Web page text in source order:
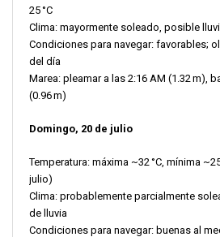
25 °C
Clima: mayormente soleado, posible
Condiciones para navegar: favorables;
del día
Marea: pleamar a las 2:16 AM (1.32 m),
(0.96 m)
Domingo, 20 de julio
Temperatura: máxima ~32 °C, mínima
julio)
Clima: probablemente parcialmente
de lluvia
Condiciones para navegar: buenas al